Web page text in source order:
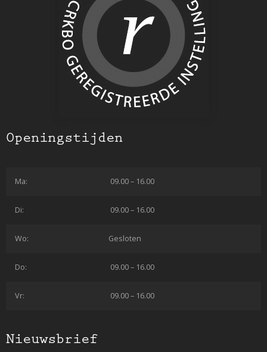
Openingstijden
Ma: 09.00 – 16.00
Di: 09.00 – 16.00
Wo: Gesloten
Do: 09.00 – 16.00
Vr: 09.00 – 16.00
Nieuwsbrief